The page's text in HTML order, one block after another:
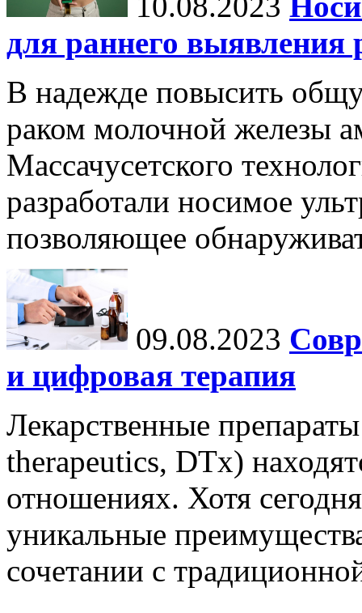
для раннего выявления
В надежде повысить
раком молочной железы
Массачусетского
разработали носимое
позволяющее
09.08.2023
и цифровая терапия
Лекарственные
therapeutics, DTx)
отношениях. Хотя
уникальные
сочетании с